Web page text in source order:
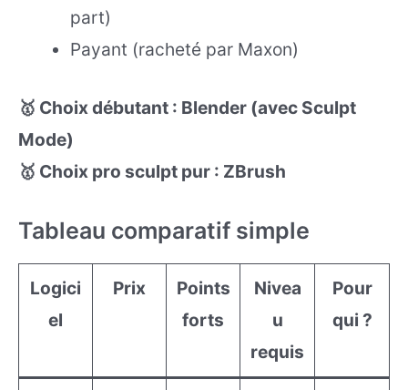
part)
Payant (racheté par Maxon)
🥇 Choix débutant : Blender (avec Sculpt
Mode)
🥇 Choix pro sculpt pur : ZBrush
Tableau comparatif simple
Logici
el
Prix
Points
forts
Nivea
u
requis
Pour
qui ?